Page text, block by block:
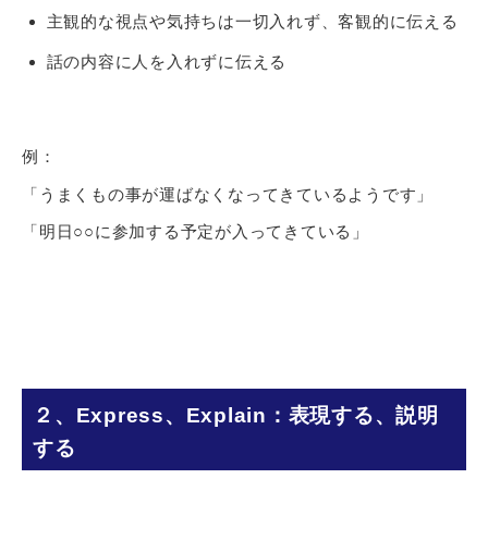
主観的な視点や気持ちは一切入れず、客観的に伝える
話の内容に人を入れずに伝える
例：
「うまくもの事が運ばなくなってきているようです」
「明日○○に参加する予定が入ってきている」
２、Express、Explain：表現する、説明
する